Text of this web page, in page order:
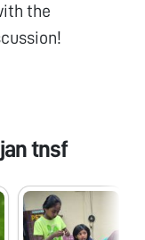
the
tnsf